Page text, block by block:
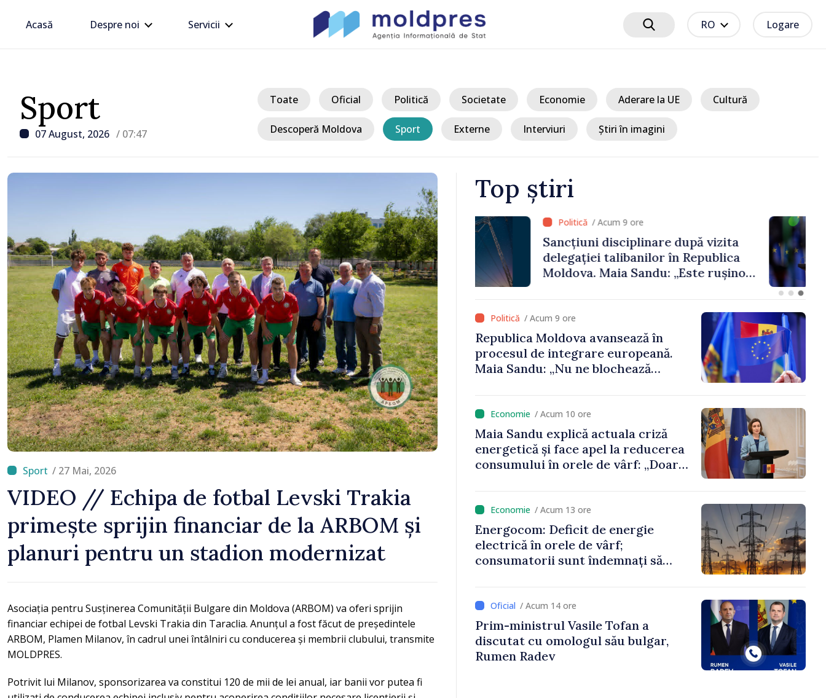
Acasă Despre noi Servicii RO Logare
Sport
07 August, 2026 / 07:47
Toate Oficial Politică Societate Economie Aderare la UE Cultură
Descoperă Moldova Sport Externe Interviuri Știri în imagini
/ 27 Mai, 2026
VIDEO // Echipa de fotbal Levski Trakia
primește sprijin financiar de la ARBOM și
planuri pentru un stadion modernizat
Asociația pentru Susținerea Comunității Bulgare din Moldova (ARBOM) va oferi sprijin
financiar echipei de fotbal Levski Trakia din Taraclia. Anunțul a fost făcut de președintele
ARBOM, Plamen Milanov, în cadrul unei întâlniri cu conducerea și membrii clubului, transmite
MOLDPRES.
Potrivit lui Milanov, sponsorizarea va constitui 120 de mii de lei anual, iar banii vor putea fi
Top știri
/ Acum 8 ore
Linia electrică de 330 kV Bălți–
Dnestrovsk, grav avariată în urma
calamităților naturale
/ Acum 9 ore
Sancțiuni disciplinare după vizita
delegației talibanilor în Republica
Moldova. Maia Sandu: „Este rușinos
că oameni cu funcții înalte nu
/ Acum 9 ore
Republica Moldova avansează în
procesul de integrare europeană.
Maia Sandu: „Nu ne blochează
/ Acum 10 ore
Maia Sandu explică actuala criză
energetică și face apel la reducerea
consumului în orele de vârf: „Doar
/ Acum 13 ore
Energocom: Deficit de energie
electrică în orele de vârf;
consumatorii sunt îndemnați să
/ Acum 14 ore
Prim-ministrul Vasile Tofan a
discutat cu omologul său bulgar,
Rumen Radev